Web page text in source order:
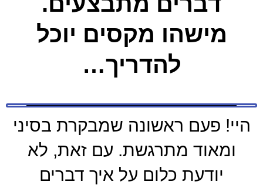
מישהו מקסים יוכל
להדריך…
היי! פעם ראשונה שמבקרת בסיני
ומאוד מתרגשת. עם זאת, לא
יודעת כלום על איך דברים